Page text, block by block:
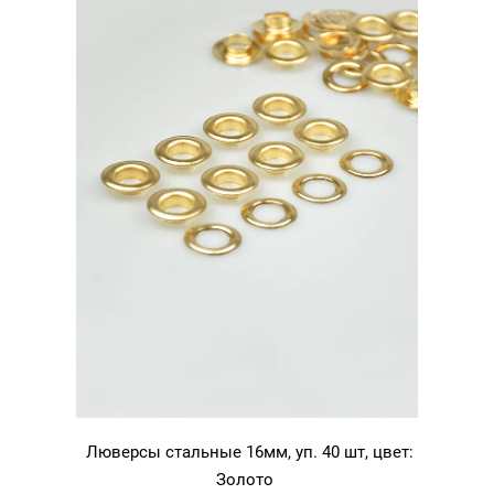
Люверсы стальные 16мм, уп. 40 шт, цвет:
Золото